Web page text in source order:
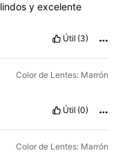
lindos y excelente
Útil (3)
Color de Lentes: Marrón
Útil (0)
Color de Lentes: Marrón